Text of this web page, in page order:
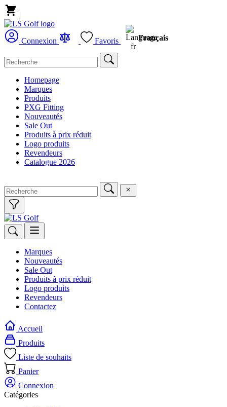
|
Connexion Favoris Français
Homepage
Marques
Produits
PXG Fitting
Nouveautés
Sale Out
Produits à prix réduit
Logo produits
Revendeurs
Catalogue 2026
Marques
Nouveautés
Sale Out
Produits à prix réduit
Logo produits
Revendeurs
Contactez
Accueil
Produits
Liste de souhaits
Panier
Connexion
Catégories